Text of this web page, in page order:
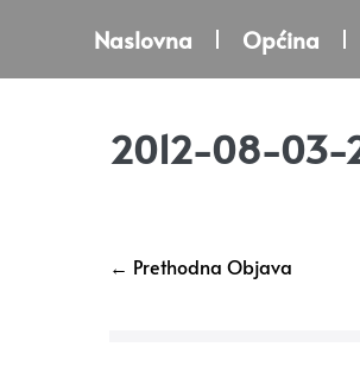
Naslovna Općina
2012-08-03-
← Prethodna Objava